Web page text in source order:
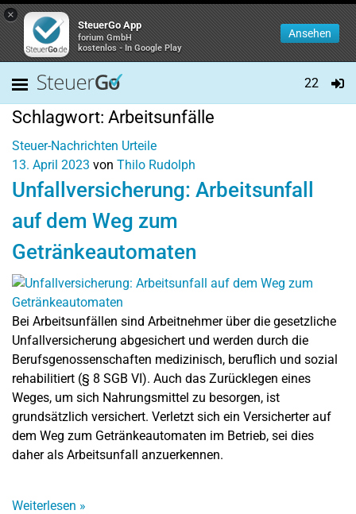
×
SteuerGo App
forium GmbH
kostenlos - In Google Play
Ansehen
22
Schlagwort: Arbeitsunfälle
Steuer-Nachrichten Urteile
13. April 2023 von Thilo Rudolph
Unfallversicherung: Arbeitsunfall
auf dem Weg zum
Getränkeautomaten
Bei Arbeitsunfällen sind Arbeitnehmer über die gesetzliche
Unfallversicherung abgesichert und werden durch die
Berufsgenossenschaften medizinisch, beruflich und sozial
rehabilitiert (§ 8 SGB VI). Auch das Zurücklegen eines
Weges, um sich Nahrungsmittel zu besorgen, ist
grundsätzlich versichert. Verletzt sich ein Versicherter auf
dem Weg zum Getränkeautomaten im Betrieb, sei dies
daher als Arbeitsunfall anzuerkennen.
Weiterlesen »